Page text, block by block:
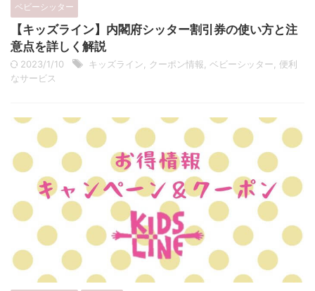
ベビーシッター
【キッズライン】内閣府シッター割引券の使い方と注
意点を詳しく解説
2023/1/10 キッズライン クーポン情報 ベビーシッター 便利
なサービス